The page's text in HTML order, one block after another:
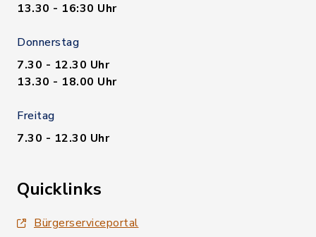
13.30 - 16:30 Uhr
Donnerstag
7.30 - 12.30 Uhr
13.30 - 18.00 Uhr
Freitag
7.30 - 12.30 Uhr
Quicklinks
Bürgerserviceportal